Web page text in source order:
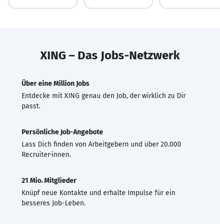
XING – Das Jobs-Netzwerk
Über eine Million Jobs
Entdecke mit XING genau den Job, der wirklich zu Dir
passt.
Persönliche Job-Angebote
Lass Dich finden von Arbeitgebern und über 20.000
Recruiter·innen.
21 Mio. Mitglieder
Knüpf neue Kontakte und erhalte Impulse für ein
besseres Job-Leben.